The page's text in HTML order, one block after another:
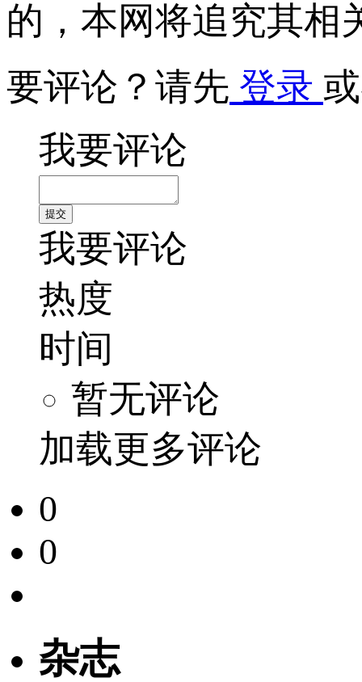
的，本网将追究其相
要评论？请先 登录
我要评论
我要评论
热度
时间
暂无评论
加载更多评论
0
0
杂志